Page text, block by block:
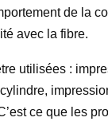
de la
avec la fibre.
utilisées :
ce que les